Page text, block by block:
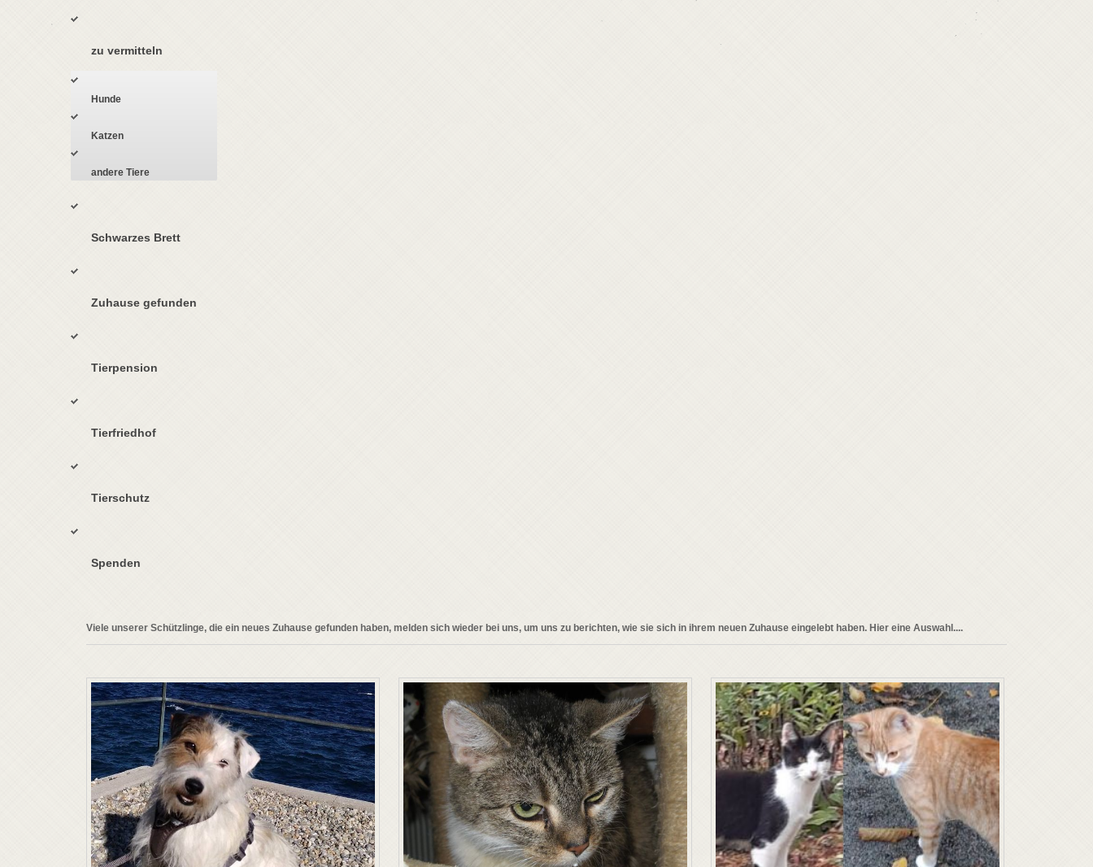
zu vermitteln
Hunde
Katzen
andere Tiere
Schwarzes Brett
Zuhause gefunden
Tierpension
Tierfriedhof
Tierschutz
Spenden
Viele unserer Schützlinge, die ein neues Zuhause gefunden haben, melden sich wieder bei uns, um uns zu berichten, wie sie sich in ihrem neuen Zuhause eingelebt haben. Hier eine Auswahl....